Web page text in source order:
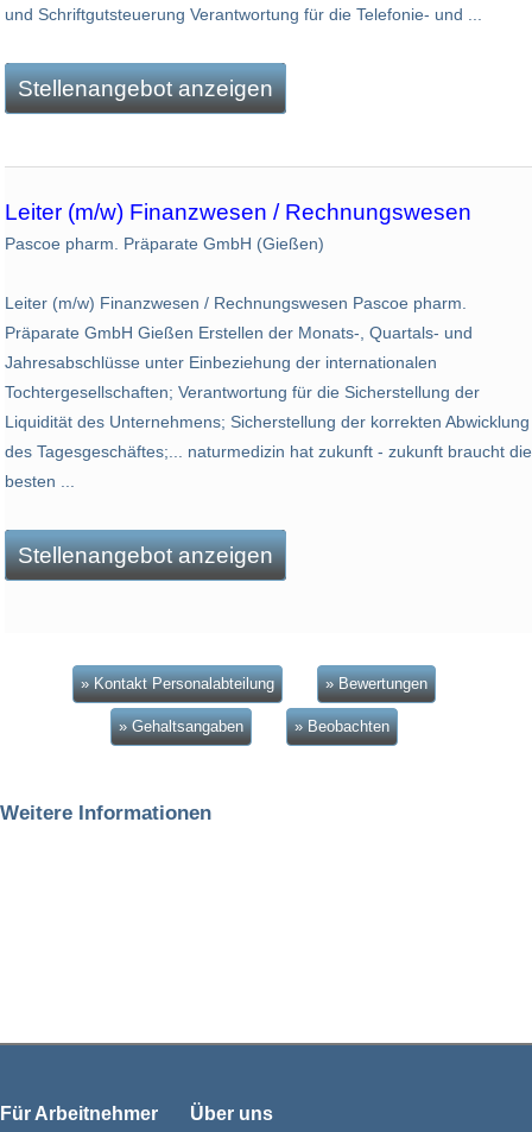
und Schriftgutsteuerung Verantwortung für die Telefonie- und ...
Stellenangebot anzeigen
Leiter (m/w) Finanzwesen / Rechnungswesen
Pascoe pharm. Präparate GmbH (Gießen)
Leiter (m/w) Finanzwesen / Rechnungswesen Pascoe pharm.
Präparate GmbH Gießen Erstellen der Monats-, Quartals- und
Jahresabschlüsse unter Einbeziehung der internationalen
Tochtergesellschaften; Verantwortung für die Sicherstellung der
Liquidität des Unternehmens; Sicherstellung der korrekten Abwicklung
des Tagesgeschäftes;... naturmedizin hat zukunft - zukunft braucht die
besten ...
Stellenangebot anzeigen
» Kontakt Personalabteilung » Bewertungen
» Gehaltsangaben » Beobachten
Weitere Informationen
Für Arbeitnehmer Über uns